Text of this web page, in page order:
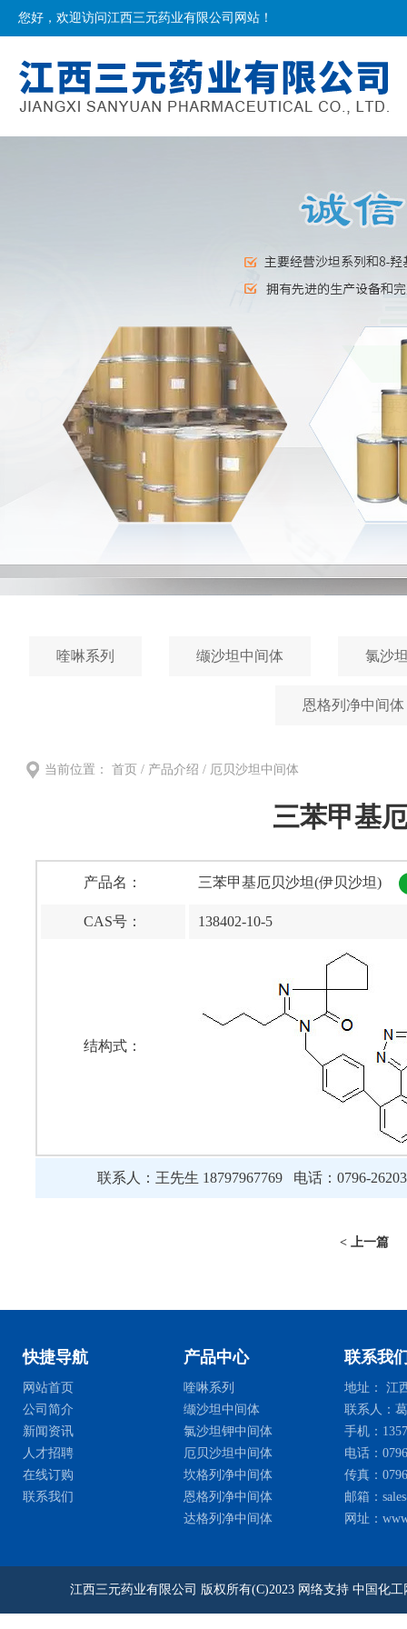
您好，欢迎访问江西三元药业有限公司网站！
喹啉系列 缬沙坦中间体 氯沙
恩格列净中间体
当前位置： 首页 / 产品介绍 / 厄贝沙坦中间体
三苯甲基
产品名： 三苯甲基厄贝沙坦(伊贝沙坦)
CAS号： 138402-10-5
结构式：
联系人：王先生 18797967769 电话：0796-
< 上一篇
快捷导航
网站首页
公司简介
新闻资讯
人才招聘
在线订购
联系我们
产品中心
喹啉系列
缬沙坦中间体
氯沙坦钾中间体
厄贝沙坦中间体
坎格列净中间体
恩格列净中间体
达格列净中间体
联系我
地址： 江
联系人：
手机：
电话：
传真：
邮箱：
网址：
江西三元药业有限公司 版权所有(C)2023 网络支持 中国化工